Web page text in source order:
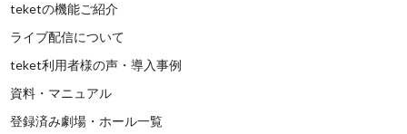
teketの機能ご紹介
ライブ配信について
teket利用者様の声・導入事例
資料・マニュアル
登録済み劇場・ホール一覧